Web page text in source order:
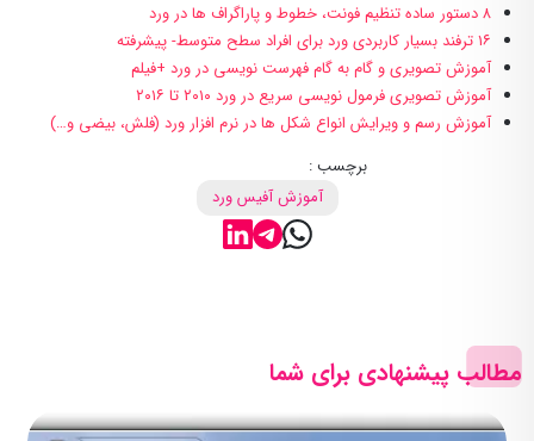
۸ دستور ساده تنظیم فونت، خطوط و پاراگراف ها در ورد
۱۶ ترفند بسیار کاربردی ورد برای افراد سطح متوسط- پیشرفته
آموزش تصویری و گام به گام فهرست نویسی در ورد +فیلم
آموزش تصویری فرمول نویسی سریع در ورد ۲۰۱۰ تا ۲۰۱۶
آموزش رسم و ویرایش انواع شکل ها در نرم افزار ورد (فلش، بیضی و…)
برچسب :
آموزش آفیس ورد
مطالب پیشنهادی برای شما